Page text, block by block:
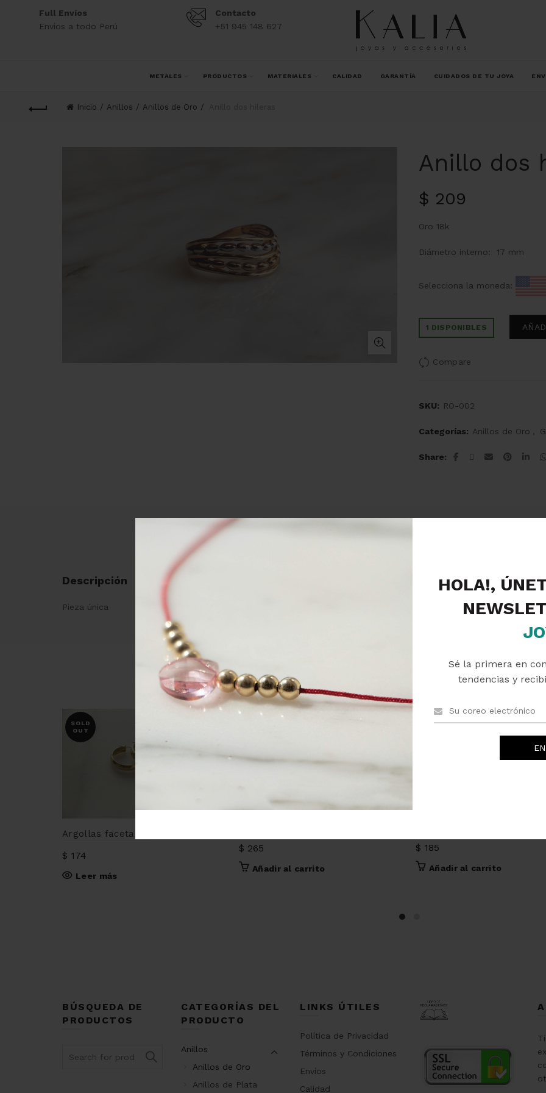
HOLA!,
Sé la primera en
tendencias y
Full Envíos
Envíos a todo Perú
Contacto
+51 945 148 627
METALES PRODUCTOS MATERIALES CALIDAD GARANTÍA CUIDADOS DE TU JOYA
Inicio Anillos Anillos de Oro
Anillo dos
$ 209
Oro 18k
Diámetro interno: 17 mm
Selecciona la moneda:
1 DISPONIBLES
Compare
SKU: RO-002
Categorías: Anillos de Oro
Share
Descripción
Pieza única
PRODUCTOS RELACIONADOS
SOLD
OUT
Argollas facetadas
$ 174
Leer más
$ 265
Añadir al carrito
$ 185
Añadir al carrito
BÚSQUEDA DE
PRODUCTOS
CATEGORÍAS DEL
PRODUCTO
Anillos
Anillos de Oro
Anillos de Plata
LINKS ÚTILES
Política de Privacidad
Términos y Condiciones
Envíos
Calidad